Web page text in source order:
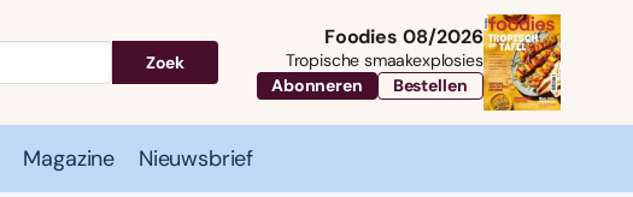
Zoek
Foodies 08/2026
Tropische smaakexplosies
Abonneren
Bestellen
Magazine Nieuwsbrief